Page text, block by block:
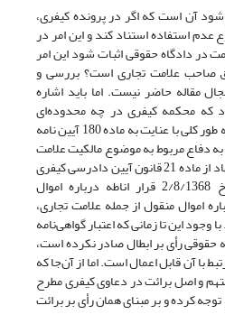
آن است که اگر در پرونده کیفری،
استفاده استناد کند و این امر در
در دادگاه حقوقی اثبات شود این امر
صاحب علامت تجاری است؟ بررسی و
مقاله حاضر نیست. اما باید اشاره
که محکمه کیفری در چه محدوده‌ای
می‌تواند به موضوع ورود کند به طور کلی با عنایت به ماده 180 آیین نامه
به دفاع مربوط به موضوع مالکیت علامت
ورود کند. افزون براین‌که مستفاد از ماده 21 قانون آیین دادرسی کیفری
و رأی وحدت رویه 529 مورخ 2/8/1368 قرار اناطه درباره اموال
اموال منقول از جمله علامت تجاری،
وجود این تا زمانی که اعتبار گواهی‌نامه
رأی بر ابطال صادر نکرده است،
با آن قابل اعمال است. اما از آن‌جا که
و اصل برائت در دعاوی کیفری مطرح
کرده و بر مبنای همان رأی بر برائت